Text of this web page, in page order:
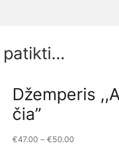
patikti…
Džemperis
čia”
€47.00 – €50.00